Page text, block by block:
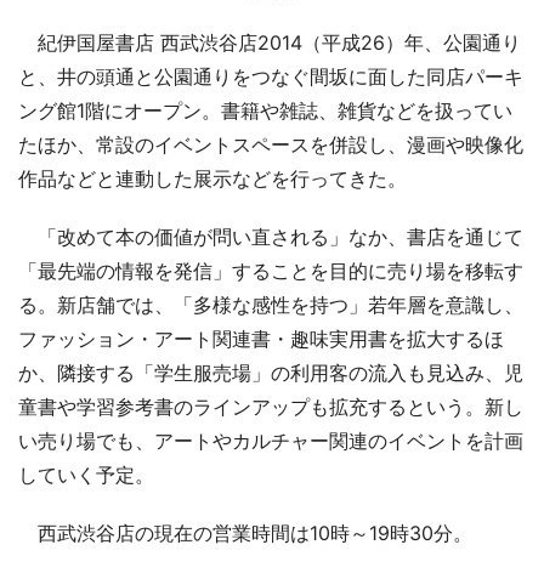
紀伊国屋書店 西武渋谷店2014（平成26）年、公園通り
と、井の頭通と公園通りをつなぐ間坂に面した同店パーキ
ング館1階にオープン。書籍や雑誌、雑貨などを扱ってい
たほか、常設のイベントスペースを併設し、漫画や映像化
作品などと連動した展示などを行ってきた。
「改めて本の価値が問い直される」なか、書店を通じて
「最先端の情報を発信」することを目的に売り場を移転す
る。新店舗では、「多様な感性を持つ」若年層を意識し、
ファッション・アート関連書・趣味実用書を拡大するほ
か、隣接する「学生服売場」の利用客の流入も見込み、児
童書や学習参考書のラインアップも拡充するという。新し
い売り場でも、アートやカルチャー関連のイベントを計画
していく予定。
西武渋谷店の現在の営業時間は10時～19時30分。